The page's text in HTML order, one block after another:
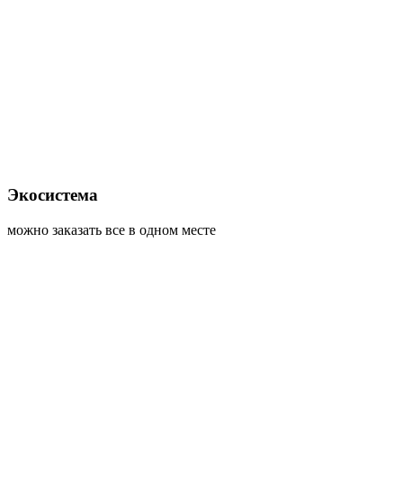
Экосистема
можно заказать все в одном месте